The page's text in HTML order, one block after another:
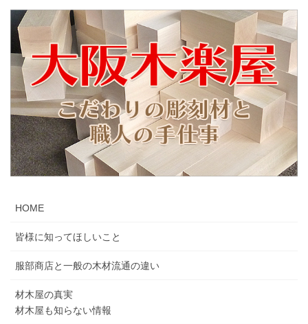
HOME
皆様に知ってほしいこと
服部商店と一般の木材流通の違い
材木屋の真実
材木屋も知らない情報